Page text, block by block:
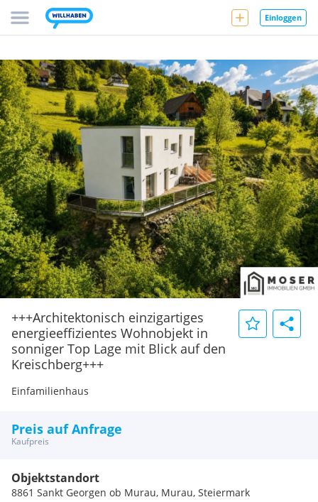
Einloggen
+++Architektonisch einzigartiges
energieeffizientes Wohnobjekt in
sonniger Top Lage mit Blick auf den
Kreischberg+++
Einfamilienhaus
Preis auf Anfrage
Kaufpreis
Objektstandort
8861 Sankt Georgen ob Murau, Murau, Steiermark